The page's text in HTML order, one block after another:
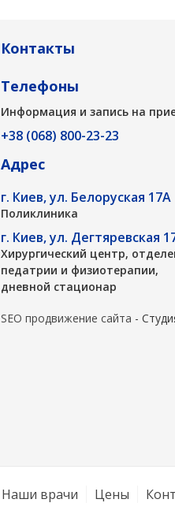
Контакты
Телефоны
Информация и запись на
+38 (068) 800-23-23
Адрес
г. Киев, ул. Белоруская 17А
Поликлиника
г. Киев, ул. Дегтяревская
Хирургический центр,
педатрии и физиотерапии,
дневной стационар
SEO продвижение сайта -
Наши врачи Цены